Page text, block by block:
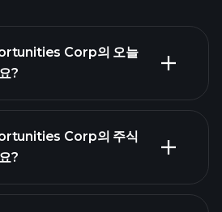
Corp의 오늘
?
Corp의 주식
?